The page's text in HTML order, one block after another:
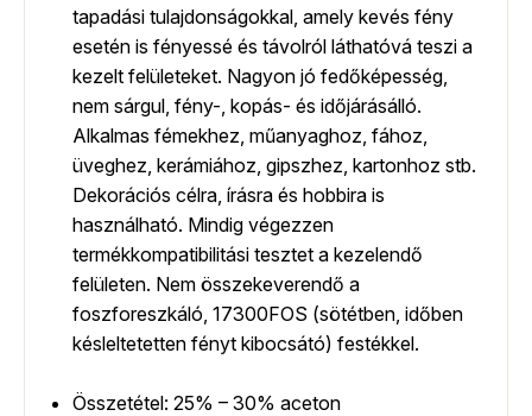
tapadási tulajdonságokkal, amely kevés fény
esetén is fényessé és távolról láthatóvá teszi a
kezelt felületeket. Nagyon jó fedőképesség,
nem sárgul, fény-, kopás- és időjárásálló.
Alkalmas fémekhez, műanyaghoz, fához,
üveghez, kerámiához, gipszhez, kartonhoz stb.
Dekorációs célra, írásra és hobbira is
használható. Mindig végezzen
termékkompatibilitási tesztet a kezelendő
felületen. Nem összekeverendő a
foszforeszkáló, 17300FOS (sötétben, időben
késleltetetten fényt kibocsátó) festékkel.
Összetétel: 25% – 30% aceton